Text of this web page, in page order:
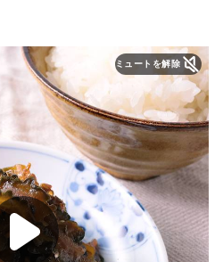
ミュートを解除